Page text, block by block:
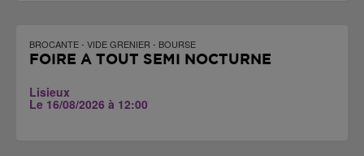
BROCANTE - VIDE GRENIER - BOURSE
FOIRE À TOUT SEMI NOCTURNE
Lisieux
Le 16/08/2026 à 12:00